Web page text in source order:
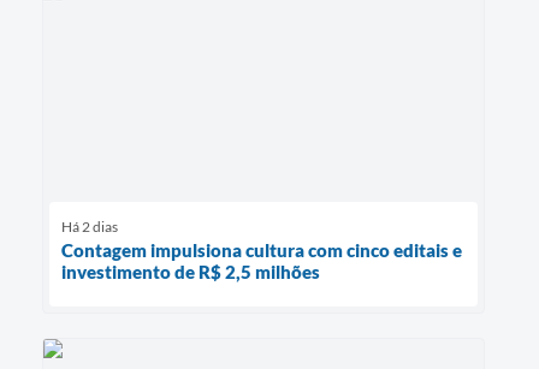
Há 2 dias
Contagem impulsiona cultura com cinco editais e
investimento de R$ 2,5 milhões